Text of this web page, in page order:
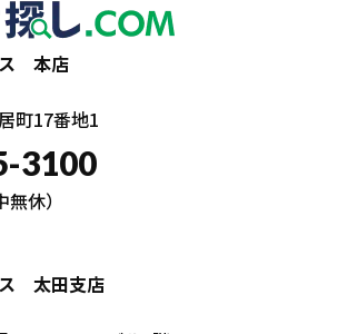
ス 本店
町17番地1
3100
無休）
ス 太田支店